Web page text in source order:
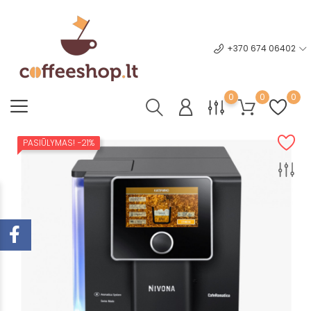
+370 674 06402
0 0 0
PASIŪLYMAS! −21%